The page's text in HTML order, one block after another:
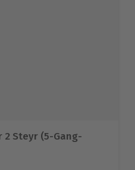
2 Steyr (5-Gang-